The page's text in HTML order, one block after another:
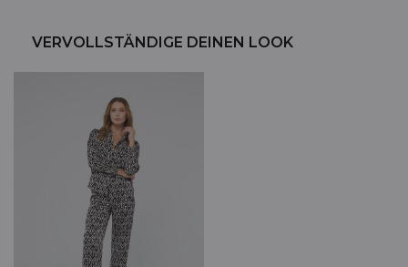
VERVOLLSTÄNDIGE DEINEN LOOK